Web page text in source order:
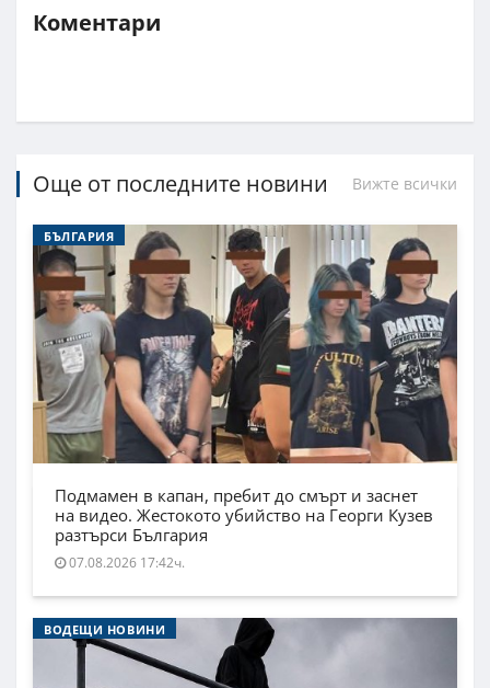
Коментари
Още от последните новини Вижте всички
БЪЛГАРИЯ
Подмамен в капан, пребит до смърт и заснет
на видео. Жестокото убийство на Георги Кузев
разтърси България
07.08.2026 17:42ч.
ВОДЕЩИ НОВИНИ